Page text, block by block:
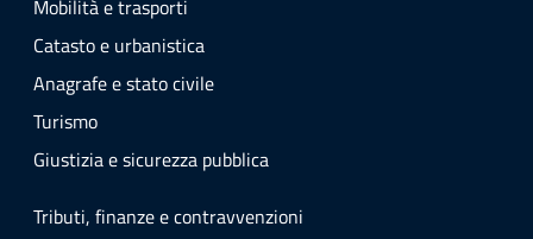
Mobilità e trasporti
Catasto e urbanistica
Anagrafe e stato civile
Turismo
Giustizia e sicurezza pubblica
Tributi, finanze e contravvenzioni